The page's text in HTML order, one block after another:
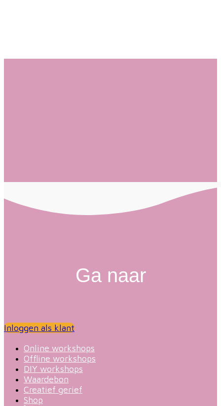
Ga naar
Inloggen als klant
Online workshops
Offline workshops
DIY workshops
Waardebon
Creatief gerief
Shop